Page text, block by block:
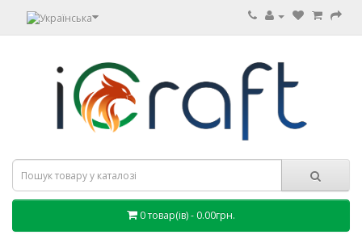
0 товар(ів) - 0.00грн.